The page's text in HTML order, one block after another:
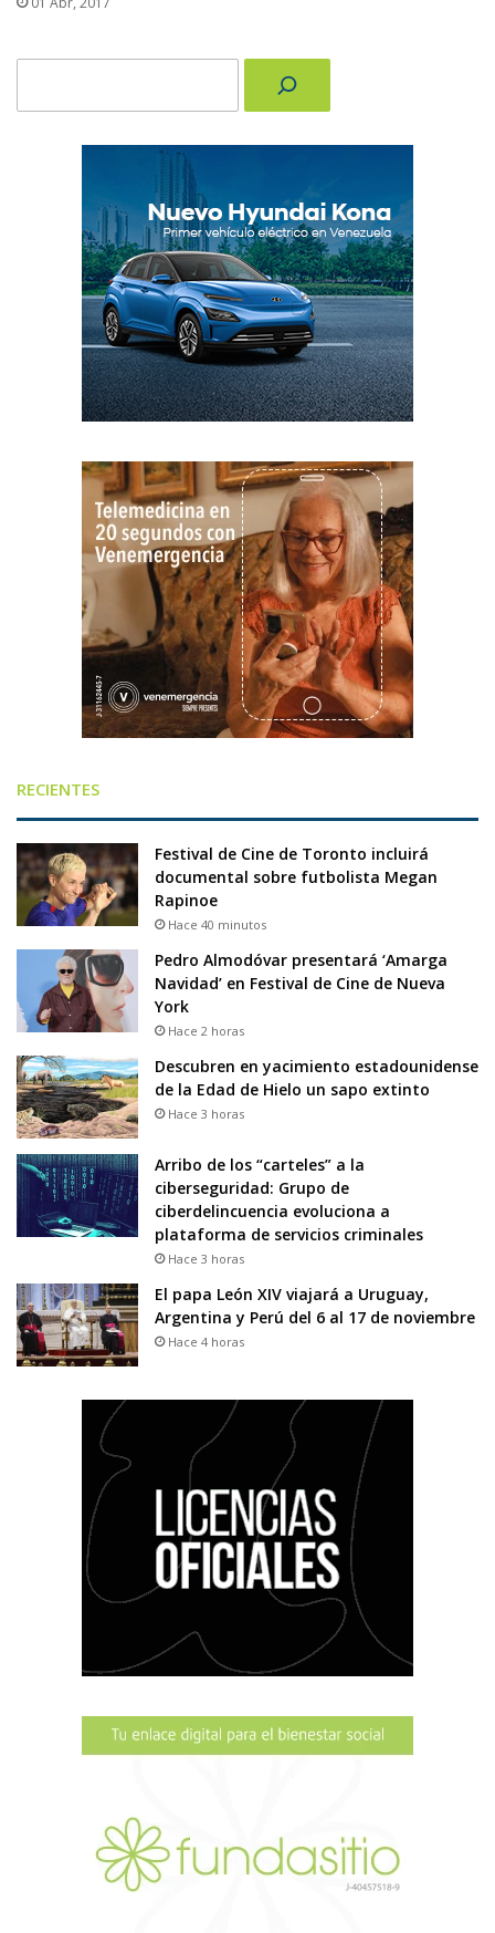
RECIENTES
Festival de Cine de Toronto incluirá
documental sobre futbolista Megan
Rapinoe
Hace 40 minutos
Pedro Almodóvar presentará ‘Amarga
Navidad’ en Festival de Cine de Nueva
York
Hace 2 horas
Descubren en yacimiento estadounidense
de la Edad de Hielo un sapo extinto
Hace 3 horas
Arribo de los “carteles” a la
ciberseguridad: Grupo de
ciberdelincuencia evoluciona a
plataforma de servicios criminales
Hace 3 horas
El papa León XIV viajará a Uruguay,
Argentina y Perú del 6 al 17 de noviembre
Hace 4 horas